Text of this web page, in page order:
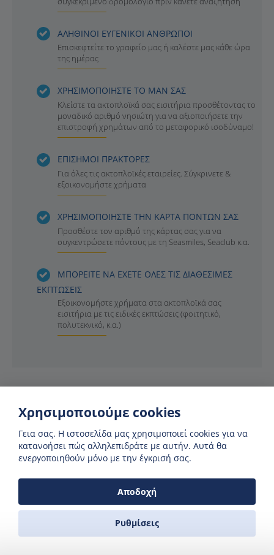
ΑΛΗΘΙΝΟΙ ΕΥΓΕΝΙΚΟΙ ΑΝΘΡΩΠΟΙ
Επισκεφτείτε το γραφείο μας ή καλέστε μας κάθε ώρα
της ημέρας
ΧΡΗΣΙΜΟΠΟΙΗΣΤΕ ΤΟ ΜΑΝ ΣΑΣ
Κλείστε τα ακτοπλοϊκά σας εισιτήρια προσθέτοντας το
μοναδικό αριθμό νησιώτη για να αξιοποιήσετε την
επιστροφή χρημάτων από το μεταφορικό ισοδύναμο!
ΕΠΙΣΗΜΟΙ ΠΡΑΚΤΟΡΕΣ
Για όλες τις ακτοπλοϊκές εταιρείες. Σύγκρινετε &
εξοικονομήστε χρήματα
ΧΡΗΣΙΜΟΠΟΙΗΣΤΕ ΤΗΝ ΚΑΡΤΑ ΠΟΝΤΩΝ ΣΑΣ
Προσθέστε τον αριθμό της κάρτας σας για να
συγκεντρώσετε πόντους με τη Seasmiles, Seaclub κ.α.
ΜΠΟΡΕΙΤΕ ΝΑ ΕΧΕΤΕ ΟΛΕΣ ΤΙΣ ΔΙΑΘΕΣΙΜΕΣ
ΕΚΠΤΩΣΕΙΣ
Εξοικονομήστε χρήματα στα ακτοπλοϊκά σας
εισιτήρια με τις ειδικές εκπτώσεις (φοιτητικό,
πολυτεκνικό, κ.α.)
Βρείτε προσφορές έως και
50% έκπτωση
Πληροφορηθείτε για αποκλειστικές
Χρησιμοποιούμε cookies
Γεια σας. H ιστοσελίδα μας χρησιμοποιεί cookies για να
κατανοήσει πώς αλληλεπιδράτε με αυτήν. Αυτά θα
ενεργοποιηθούν μόνο με την έγκρισή σας.
Αποδοχή
Ρυθμίσεις